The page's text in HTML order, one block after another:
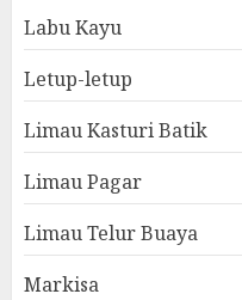
Labu Kayu
Letup-letup
Limau Kasturi Batik
Limau Pagar
Limau Telur Buaya
Markisa